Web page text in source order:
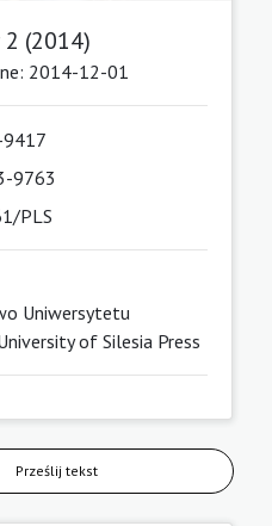
(2014)
2014-12-01
9763
PLS
Uniwersytetu
of Silesia Press
Prześlij tekst